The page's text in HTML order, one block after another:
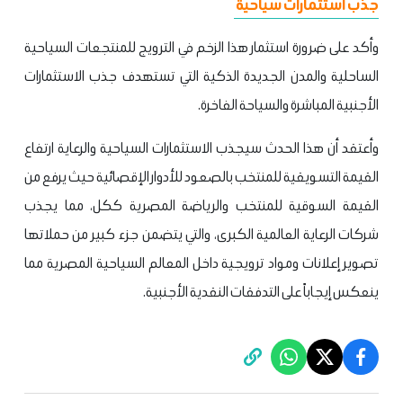
وأكد على ضرورة استثمار هذا الزخم في الترويج للمنتجعات السياحية
الساحلية والمدن الجديدة الذكية التي تستهدف جذب الاستثمارات
الأجنبية المباشرة والسياحة الفاخرة.
وأعتقد أن هذا الحدث سيجذب الاستثمارات السياحية والرعاية ارتفاع
القيمة التسويقية للمنتخب بالصعود للأدوار الإقصائية حيث يرفع من
القيمة السوقية للمنتخب والرياضة المصرية ككل، مما يجذب
شركات الرعاية العالمية الكبرى، والتي يتضمن جزء كبير من حملاتها
تصوير إعلانات ومواد ترويجية داخل المعالم السياحية المصرية مما
ينعكس إيجاباً على التدفقات النقدية الأجنبية.